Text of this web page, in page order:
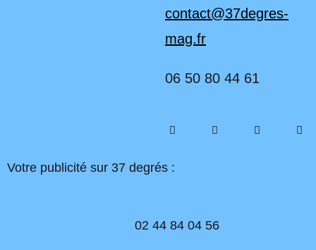
contact@37degres-
mag.fr
06 50 80 44 61
Votre publicité sur 37 degrés :
02 44 84 04 56